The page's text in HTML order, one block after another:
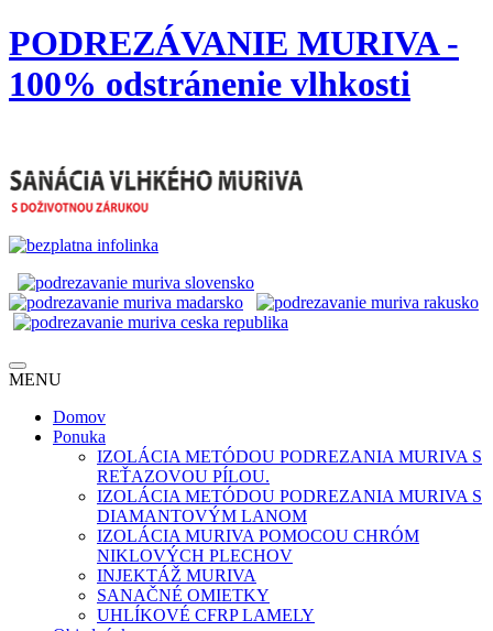
PODREZÁVANIE MURIVA -
100% odstránenie vlhkosti
MENU
Domov
Ponuka
IZOLÁCIA METÓDOU PODREZANIA MURIVA S
REŤAZOVOU PÍLOU.
IZOLÁCIA METÓDOU PODREZANIA MURIVA S
DIAMANTOVÝM LANOM
IZOLÁCIA MURIVA POMOCOU CHRÓM
NIKLOVÝCH PLECHOV
INJEKTÁŽ MURIVA
SANAČNÉ OMIETKY
UHLÍKOVÉ CFRP LAMELY